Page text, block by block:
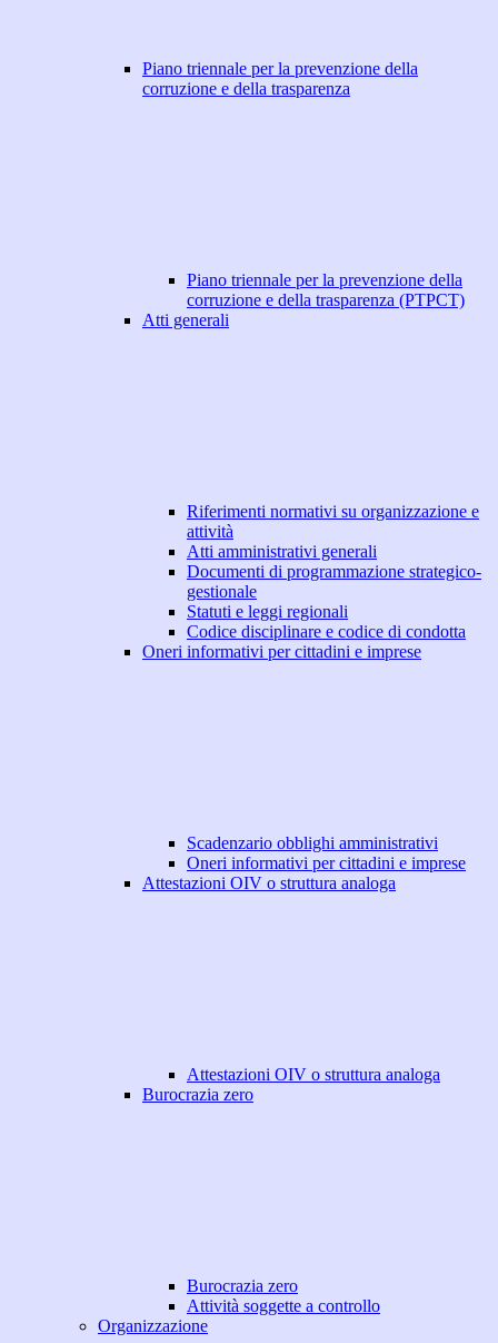
Piano triennale per la prevenzione della
corruzione e della trasparenza
Piano triennale per la prevenzione della
corruzione e della trasparenza (PTPCT)
Atti generali
Riferimenti normativi su organizzazione e
attività
Atti amministrativi generali
Documenti di programmazione strategico-
gestionale
Statuti e leggi regionali
Codice disciplinare e codice di condotta
Oneri informativi per cittadini e imprese
Scadenzario obblighi amministrativi
Oneri informativi per cittadini e imprese
Attestazioni OIV o struttura analoga
Attestazioni OIV o struttura analoga
Burocrazia zero
Burocrazia zero
Attività soggette a controllo
Organizzazione